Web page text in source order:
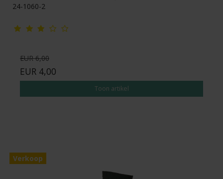
24-1060-2
EUR 6,00
EUR 4,00
Toon artikel
Verkoop